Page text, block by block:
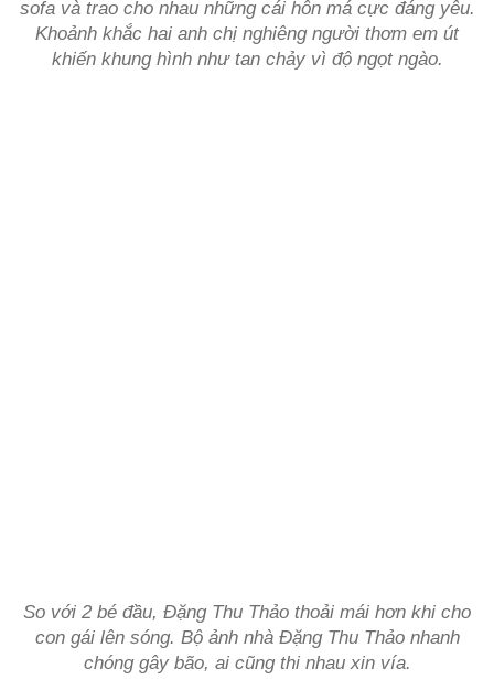
sofa và trao cho nhau những cái hôn má cực đáng yêu.
Khoảnh khắc hai anh chị nghiêng người thơm em út
khiến khung hình như tan chảy vì độ ngọt ngào.
So với 2 bé đầu, Đặng Thu Thảo thoải mái hơn khi cho
con gái lên sóng. Bộ ảnh nhà Đặng Thu Thảo nhanh
chóng gây bão, ai cũng thi nhau xin vía.